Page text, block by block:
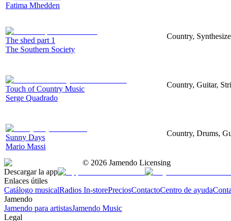
Fatima Mhedden
The shed part 1
The Southern Society
Country,
Touch of Country Music
Serge Quadrado
Country, Guitar,
Sunny Days
Mario Massi
Country, Drums,
© 2026 Jamendo Licensing
Descargar la app
Enlaces útiles
Catálogo musicalRadios In-storePreciosContactoCentro de ayuda
Jamendo
Jamendo para artistasJamendo Music
Legal